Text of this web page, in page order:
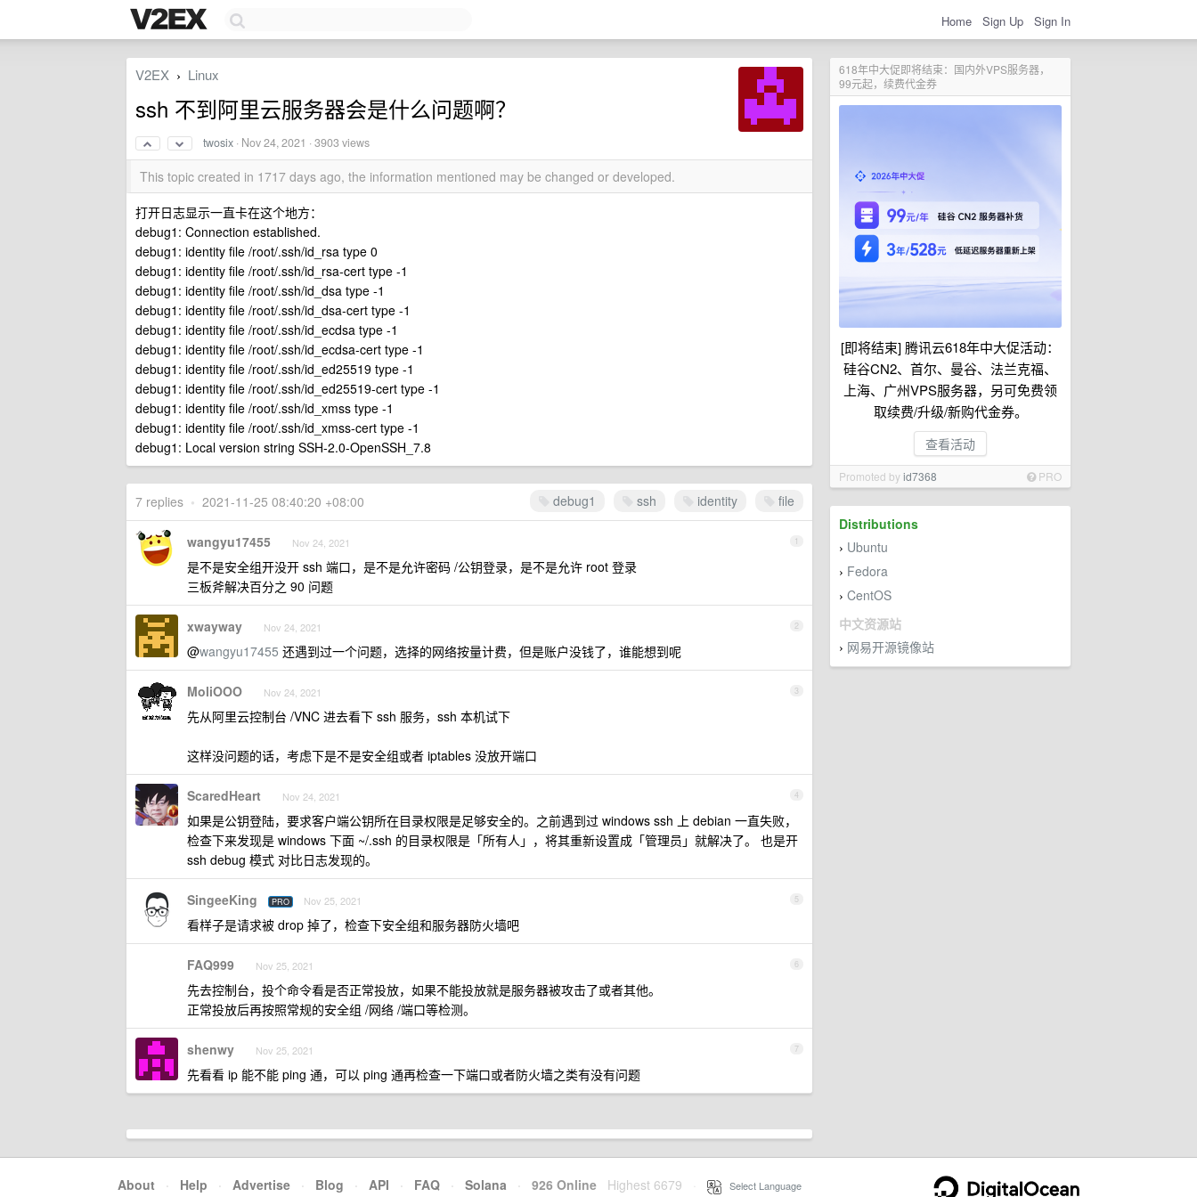
Home Sign Up Sign In
618年中大促即将结束：国内外VPS服务器，
99元起，续费代金券
[即将结束] 腾讯云618年中大促活动：
硅谷CN2、首尔、曼谷、法兰克福、
上海、广州VPS服务器，另可免费领
取续费/升级/新购代金券。
查看活动
Promoted byid7368 PRO
Distributions
› Ubuntu
› Fedora
› CentOS
中文资源站
› 网易开源镜像站
V2EX › Linux
ssh 不到阿里云服务器会是什么问题啊？
twosix · Nov 24, 2021 · 3903 views
This topic created in 1717 days ago, the information mentioned may be changed or developed.
打开日志显示一直卡在这个地方：
debug1: Connection established.
debug1: identity file /root/.ssh/id_rsa type 0
debug1: identity file /root/.ssh/id_rsa-cert type -1
debug1: identity file /root/.ssh/id_dsa type -1
debug1: identity file /root/.ssh/id_dsa-cert type -1
debug1: identity file /root/.ssh/id_ecdsa type -1
debug1: identity file /root/.ssh/id_ecdsa-cert type -1
debug1: identity file /root/.ssh/id_ed25519 type -1
debug1: identity file /root/.ssh/id_ed25519-cert type -1
debug1: identity file /root/.ssh/id_xmss type -1
debug1: identity file /root/.ssh/id_xmss-cert type -1
debug1: Local version string SSH-2.0-OpenSSH_7.8
debug1 ssh identity file
7 replies • 2021-11-25 08:40:20 +08:00
1
wangyu17455 Nov 24, 2021
是不是安全组开没开 ssh 端口，是不是允许密码 /公钥登录，是不是允许 root 登录
三板斧解决百分之 90 问题
2
xwayway Nov 24, 2021
@wangyu17455 还遇到过一个问题，选择的网络按量计费，但是账户没钱了，谁能想到呢
3
MoliOOO Nov 24, 2021
先从阿里云控制台 /VNC 进去看下 ssh 服务，ssh 本机试下
这样没问题的话，考虑下是不是安全组或者 iptables 没放开端口
4
ScaredHeart Nov 24, 2021
如果是公钥登陆，要求客户端公钥所在目录权限是足够安全的。之前遇到过 windows ssh 上 debian 一直失败，
检查下来发现是 windows 下面 ~/.ssh 的目录权限是「所有人」，将其重新设置成「管理员」就解决了。 也是开
ssh debug 模式 对比日志发现的。
5
SingeeKing PRO Nov 25, 2021
看样子是请求被 drop 掉了，检查下安全组和服务器防火墙吧
6
FAQ999 Nov 25, 2021
先去控制台，投个命令看是否正常投放，如果不能投放就是服务器被攻击了或者其他。
正常投放后再按照常规的安全组 /网络 /端口等检测。
7
shenwy Nov 25, 2021
先看看 ip 能不能 ping 通，可以 ping 通再检查一下端口或者防火墙之类有没有问题
About · Help · Advertise · Blog · API · FAQ · Solana · 926 Online Highest 6679 Select Language